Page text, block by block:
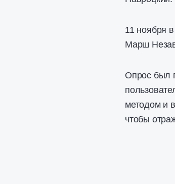
11 ноября
Марш
Опрос был
методом и
чтобы